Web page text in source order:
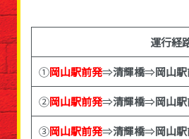
運行経
①岡山駅前発⇒清輝橋⇒岡山
②岡山駅前発⇒清輝橋⇒岡山
③岡山駅前発⇒清輝橋⇒岡山